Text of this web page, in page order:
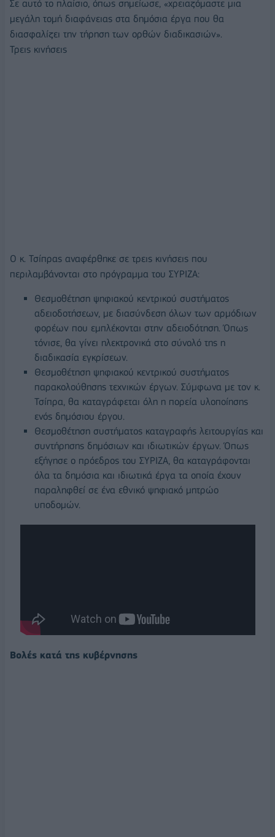
Σε αυτό το πλαίσιο, όπως σημείωσε, «χρειαζόμαστε μια
μεγάλη τομή διαφάνειας στα δημόσια έργα που θα
διασφαλίζει την τήρηση των ορθών διαδικασιών».
Τρεις κινήσεις
Ο κ. Τσίπρας αναφέρθηκε σε τρεις κινήσεις που
περιλαμβάνονται στο πρόγραμμα του ΣΥΡΙΖΑ:
Θεσμοθέτηση ψηφιακού κεντρικού συστήματος
αδειοδοτήσεων, με διασύνδεση όλων των αρμόδιων
φορέων που εμπλέκονται στην αδειοδότηση. Όπως
τόνισε, θα γίνει ηλεκτρονικά στο σύνολό της η
διαδικασία εγκρίσεων.
Θεσμοθέτηση ψηφιακού κεντρικού συστήματος
παρακολούθησης τεχνικών έργων. Σύμφωνα με τον κ.
Τσίπρα, θα καταγράφεται όλη η πορεία υλοποίησης
ενός δημόσιου έργου.
Θεσμοθέτηση συστήματος καταγραφής λειτουργίας και
συντήρησης δημόσιων και ιδιωτικών έργων. Όπως
εξήγησε ο πρόεδρος του ΣΥΡΙΖΑ, θα καταγράφονται
όλα τα δημόσια και ιδιωτικά έργα τα οποία έχουν
παραληφθεί σε ένα εθνικό ψηφιακό μητρώο
υποδομών.
Βολές κατά της κυβέρνησης